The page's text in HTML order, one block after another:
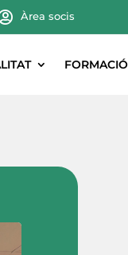
Àrea socis
FORMACIÓ